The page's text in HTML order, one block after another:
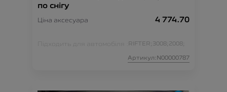
по снігу
Ціна аксесуара 4 774.70
Підходить для автомобіля : RIFTER; 3008; 2008;
Артикул:N00000787